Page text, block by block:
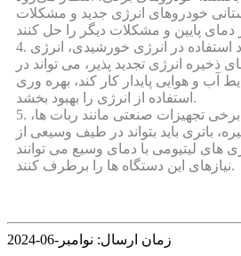
خودروهای انرژی جدید و مشکلات
4. زمینه ذخیره انرژی: مورد استفاده در انرژی خورشیدی، انرژی
ذخیره انرژی تجدید پذیر، می تواند در
و هوایی پایدار کار کند، بهره وری
استفاده از انرژی را بهبود بخشد.
5. زمینه صنعتی: در برخی تجهیزات صنعتی مانند ربات ها،
باتری باید بتواند در طیف وسیعی از
های لیتیومی با دمای وسیع می توانند
نیازهای این دستگاه ها را برطرف کنند.
زمان ارسال: نوامبر-06-2024